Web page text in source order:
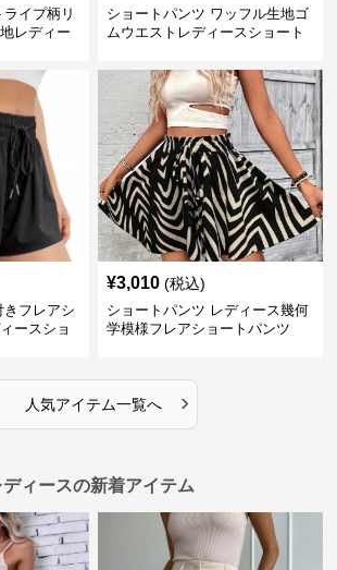
イプ柄リ
レディー
ショートパンツ ワッフル生地ゴ
ムウエストレディースショート
フレアシ
ースショ
¥3,010 (税込)
ショートパンツ レディース幾何
学模様フレアショートパンツ
人気アイテム一覧へ ›
ィースの新着アイテム